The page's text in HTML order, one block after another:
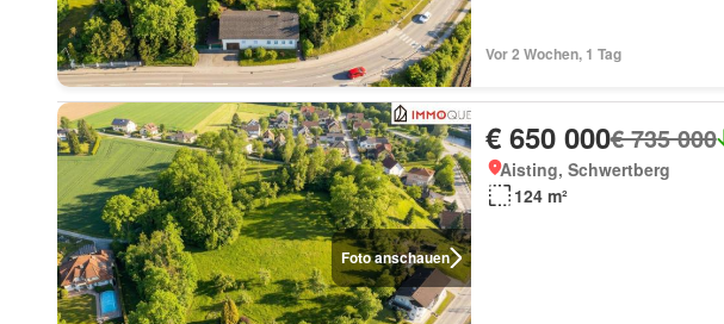
Vor 2 Wochen, 1 Tag
Foto anschauen
€ 650 000€ 735 000
Aisting, Schwertberg
124 m²